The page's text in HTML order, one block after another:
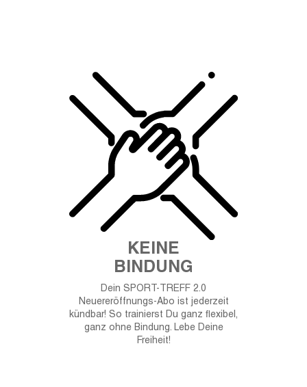
KEINE
BINDUNG
Dein SPORT-TREFF 2.0
Neuereröffnungs-Abo ist jederzeit
kündbar! So trainierst Du ganz flexibel,
ganz ohne Bindung. Lebe Deine
Freiheit!